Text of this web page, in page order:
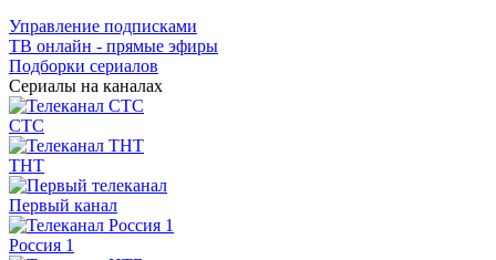
Управление подписками
ТВ онлайн - прямые эфиры
Подборки сериалов
Сериалы на каналах
СТС
ТНТ
Первый канал
Россия 1